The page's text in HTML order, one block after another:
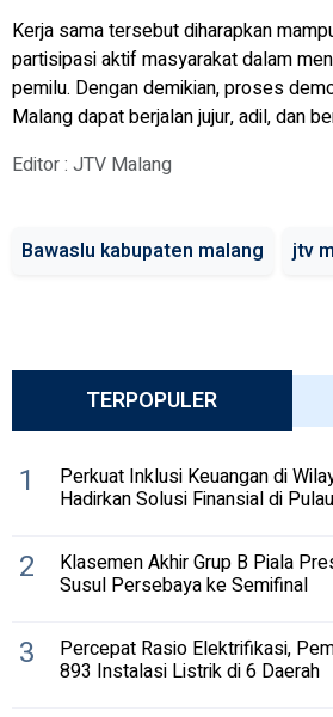
Kerja sama tersebut diharapkan
partisipasi aktif masyarakat dalam
pemilu. Dengan demikian, proses
Malang dapat berjalan jujur, adil, dan
Editor : JTV Malang
Bawaslu kabupaten malang jtv
TERPOPULER
1 Perkuat Inklusi Keuangan di
Hadirkan Solusi Finansial di
2 Klasemen Akhir Grup B Piala
Susul Persebaya ke Semifinal
3 Percepat Rasio Elektrifikasi,
893 Instalasi Listrik di 6 Daerah